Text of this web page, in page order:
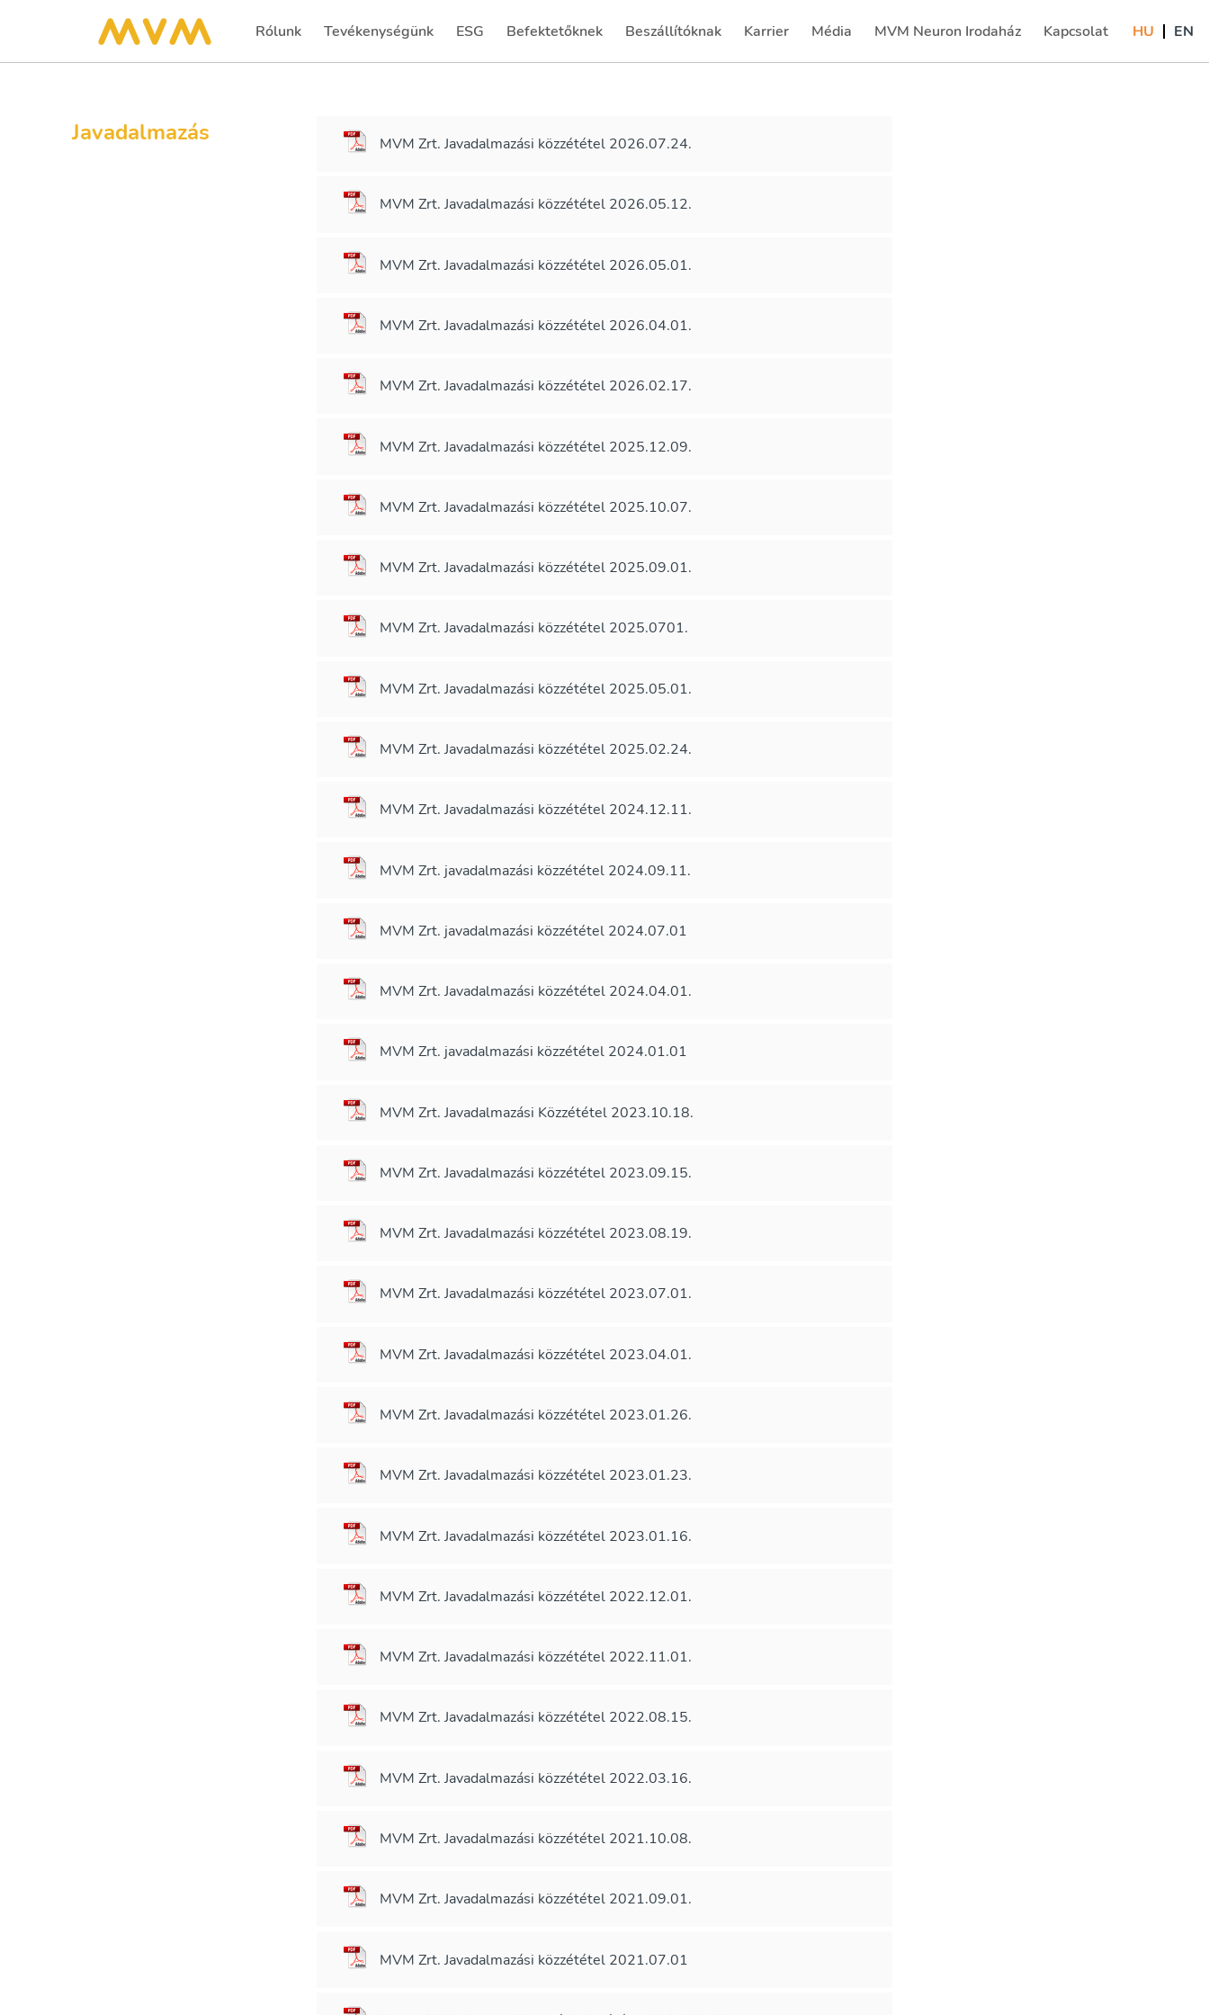
Rólunk Tevékenységünk ESG Befektetőknek Beszállítóknak
(current) Karrier
(current) Média MVM Neuron Irodaház
(current) Kapcsolat HU EN
Javadalmazás MVM Zrt. Javadalmazási közzététel 2026.07.24.
MVM Zrt. Javadalmazási közzététel 2026.05.12.
MVM Zrt. Javadalmazási közzététel 2026.05.01.
MVM Zrt. Javadalmazási közzététel 2026.04.01.
MVM Zrt. Javadalmazási közzététel 2026.02.17.
MVM Zrt. Javadalmazási közzététel 2025.12.09.
MVM Zrt. Javadalmazási közzététel 2025.10.07.
MVM Zrt. Javadalmazási közzététel 2025.09.01.
MVM Zrt. Javadalmazási közzététel 2025.0701.
MVM Zrt. Javadalmazási közzététel 2025.05.01.
MVM Zrt. Javadalmazási közzététel 2025.02.24.
MVM Zrt. Javadalmazási közzététel 2024.12.11.
MVM Zrt. javadalmazási közzététel 2024.09.11.
MVM Zrt. javadalmazási közzététel 2024.07.01
MVM Zrt. Javadalmazási közzététel 2024.04.01.
MVM Zrt. javadalmazási közzététel 2024.01.01
MVM Zrt. Javadalmazási Közzététel 2023.10.18.
MVM Zrt. Javadalmazási közzététel 2023.09.15.
MVM Zrt. Javadalmazási közzététel 2023.08.19.
MVM Zrt. Javadalmazási közzététel 2023.07.01.
MVM Zrt. Javadalmazási közzététel 2023.04.01.
MVM Zrt. Javadalmazási közzététel 2023.01.26.
MVM Zrt. Javadalmazási közzététel 2023.01.23.
MVM Zrt. Javadalmazási közzététel 2023.01.16.
MVM Zrt. Javadalmazási közzététel 2022.12.01.
MVM Zrt. Javadalmazási közzététel 2022.11.01.
MVM Zrt. Javadalmazási közzététel 2022.08.15.
MVM Zrt. Javadalmazási közzététel 2022.03.16.
MVM Zrt. Javadalmazási közzététel 2021.10.08.
MVM Zrt. Javadalmazási közzététel 2021.09.01.
MVM Zrt. Javadalmazási közzététel 2021.07.01